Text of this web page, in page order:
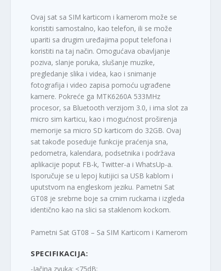
Ovaj sat sa SIM karticom i kamerom može se
koristiti samostalno, kao telefon, ili se može
upariti sa drugim uređajima poput telefona i
koristiti na taj način. Omogućava obavljanje
poziva, slanje poruka, slušanje muzike,
pregledanje slika i videa, kao i snimanje
fotografija i video zapisa pomoću ugrađene
kamere. Pokreće ga MTK6260A 533MHz
procesor, sa Bluetooth verzijom 3.0, i ima slot za
micro sim karticu, kao i mogućnost proširenja
memorije sa micro SD karticom do 32GB. Ovaj
sat takođe poseduje funkcije praćenja sna,
pedometra, kalendara, podsetnika i podržava
aplikacije poput FB-k, Twitter-a i WhatsUp-a.
Isporučuje se u lepoj kutijici sa USB kablom i
uputstvom na engleskom jeziku. Pametni Sat
GT08 je srebrne boje sa crnim ruckama i izgleda
identično kao na slici sa staklenom kockom.
Pametni Sat GT08 – Sa SIM Karticom i Kamerom
SPECIFIKACIJA:
-Jačina zvuka: ≤75dB;